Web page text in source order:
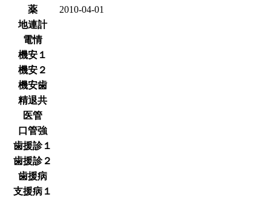
薬
2010-04-01
地連計
電情
機安１
機安２
機安歯
精退共
医管
口管強
歯援診１
歯援診２
歯援病
支援病１